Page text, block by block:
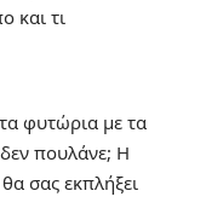
και τι
φυτώρια με τα
πουλάνε; Η
σας εκπλήξει